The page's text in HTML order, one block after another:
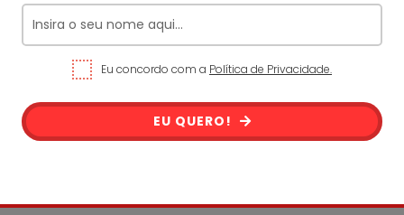
Eu concordo com a Política de Privacidade.
EU QUERO!